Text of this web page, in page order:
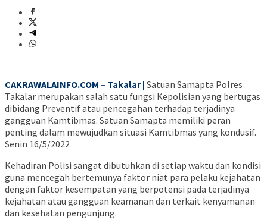
CAKRAWALAINFO.COM – Takalar | Satuan Samapta Polres
Takalar merupakan salah satu fungsi Kepolisian yang bertugas
dibidang Preventif atau pencegahan terhadap terjadinya
gangguan Kamtibmas. Satuan Samapta memiliki peran
penting dalam mewujudkan situasi Kamtibmas yang kondusif.
Senin 16/5/2022
Kehadiran Polisi sangat dibutuhkan di setiap waktu dan kondisi
guna mencegah bertemunya faktor niat para pelaku kejahatan
dengan faktor kesempatan yang berpotensi pada terjadinya
kejahatan atau gangguan keamanan dan terkait kenyamanan
dan kesehatan pengunjung.